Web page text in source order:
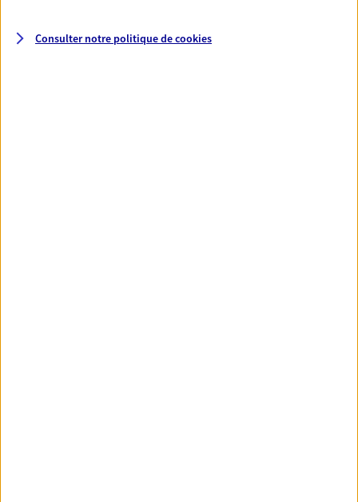
Prévoyance
Consulter notre politique decookies